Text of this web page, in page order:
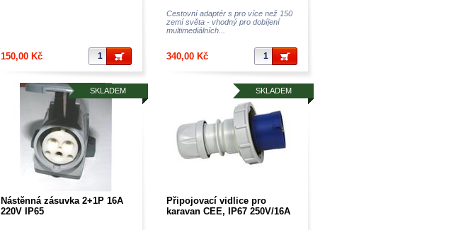
150,00 Kč
Cestovní adaptér s pro více než 150
zemí světa - vhodný pro dobíjení
multimediálních...
340,00 Kč
SKLADEM
Nástěnná zásuvka 2+1P 16A
220V IP65
SKLADEM
Připojovací vidlice pro
karavan CEE, IP67 250V/16A